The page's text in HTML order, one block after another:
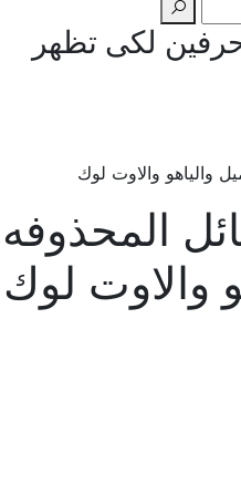
لكى تظهر
والياهو والاوت لوك
المحذوفه
والاوت لوك